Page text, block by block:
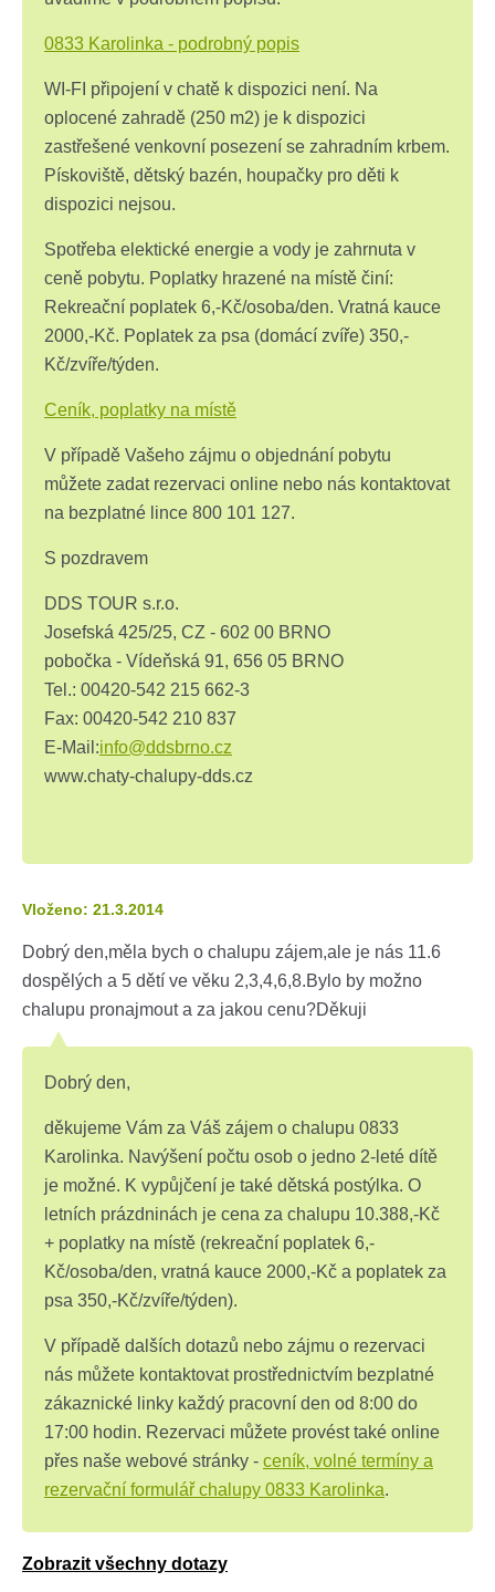
0833 Karolinka - podrobný popis
WI-FI připojení v chatě k dispozici není. Na
oplocené zahradě (250 m2) je k dispozici
zastřešené venkovní posezení se zahradním krbem.
Pískoviště, dětský bazén, houpačky pro děti k
dispozici nejsou.
Spotřeba elektické energie a vody je zahrnuta v
ceně pobytu. Poplatky hrazené na místě činí:
Rekreační poplatek 6,-Kč/osoba/den. Vratná kauce
2000,-Kč. Poplatek za psa (domácí zvíře) 350,-
Kč/zvíře/týden.
Ceník, poplatky na místě
V případě Vašeho zájmu o objednání pobytu
můžete zadat rezervaci online nebo nás kontaktovat
na bezplatné lince 800 101 127.
S pozdravem
DDS TOUR s.r.o.
Josefská 425/25, CZ - 602 00 BRNO
pobočka - Vídeňská 91, 656 05 BRNO
Tel.: 00420-542 215 662-3
Fax: 00420-542 210 837
E-Mail:info@ddsbrno.cz
www.chaty-chalupy-dds.cz
Vloženo: 21.3.2014
Dobrý den,měla bych o chalupu zájem,ale je nás 11.6
dospělých a 5 dětí ve věku 2,3,4,6,8.Bylo by možno
chalupu pronajmout a za jakou cenu?Děkuji
Dobrý den,
děkujeme Vám za Váš zájem o chalupu 0833
Karolinka. Navýšení počtu osob o jedno 2-leté dítě
je možné. K vypůjčení je také dětská postýlka. O
letních prázdninách je cena za chalupu 10.388,-Kč
+ poplatky na místě (rekreační poplatek 6,-
Kč/osoba/den, vratná kauce 2000,-Kč a poplatek za
psa 350,-Kč/zvíře/týden).
V případě dalších dotazů nebo zájmu o rezervaci
nás můžete kontaktovat prostřednictvím bezplatné
zákaznické linky každý pracovní den od 8:00 do
17:00 hodin. Rezervaci můžete provést také online
přes naše webové stránky - ceník, volné termíny a
rezervační formulář chalupy 0833 Karolinka.
Zobrazit všechny dotazy